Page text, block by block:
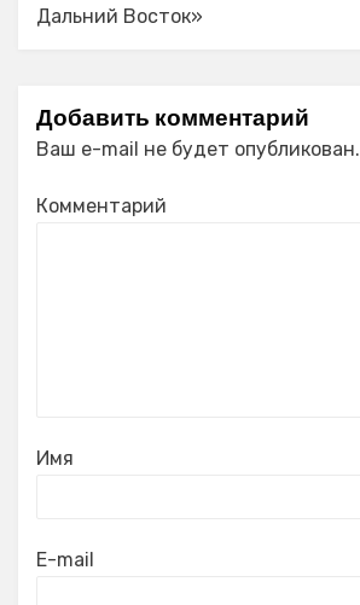
Дальний Восток»
Добавить комментарий
Ваш e-mail не будет опубликован.
Комментарий
Имя
E-mail